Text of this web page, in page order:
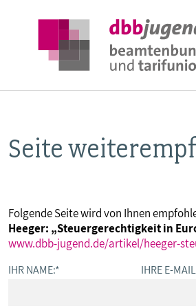
ÜBER DIE DBB JUGEND
AUSBILDUNGSINFORMATIONEN
Seite
Folgende Seite wird von Ihnen
Heeger: „Steuergerechtigkeit in
www.dbb-jugend.de/artikel/heeger-
IHR NAME:* IHRE E-